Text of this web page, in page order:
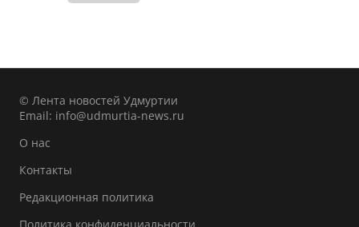
© Лента новостей Удмуртии
Email: info@udmurtia-news.ru
О нас
Контакты
Редакционная политика